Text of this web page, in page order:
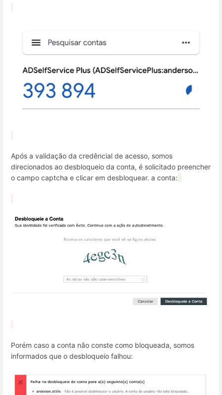
Após a validação da credêncial de acesso, somos
direcionados ao desbloqueio da conta, é solicitado preencher
o campo captcha e clicar em desbloquear. a conta:
Porém caso a conta não conste como bloqueada, somos
informados que o desbloqueio falhou: